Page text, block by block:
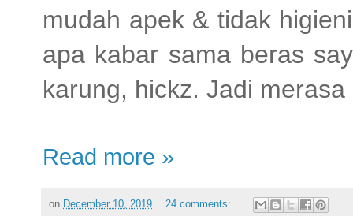
mudah apek & tidak
apa kabar sama beras
karung, hickz. Jadi
Read more »
on December 10, 2019 24 comments: